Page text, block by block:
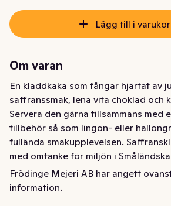
Lägg till i
Om varan
En kladdkaka som fångar hjärtat av
saffranssmak, lena vita choklad och
Servera den gärna tillsammans med
tillbehör så som lingon- eller
fullända smakupplevelsen.
med omtanke för miljön i
kakorna bakas med 100% förnybar
majoriteten svenska råvaror.
Frödinge Mejeri AB har angett
information.